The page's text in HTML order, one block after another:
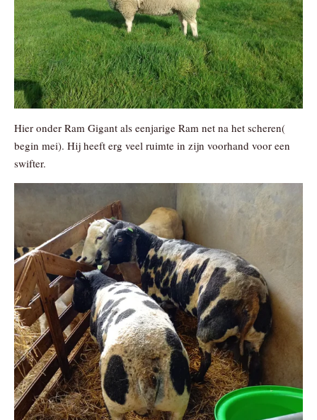
Hier onder Ram Gigant als eenjarige Ram net na het scheren(
begin mei). Hij heeft erg veel ruimte in zijn voorhand voor een
swifter.